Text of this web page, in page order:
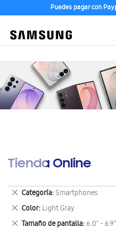
Puedes pagar con
Tienda Online
Categoría Smartphones
Eliminar
este
artículo
Color Light Gray
Eliminar
este
Tamaño de pantalla 6.0" - 6.9"
Eliminar